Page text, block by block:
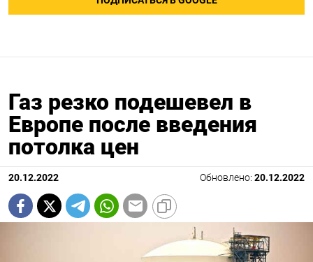
Газ резко подешевел в
Европе после введения
потолка цен
20.12.2022 Обновлено: 20.12.2022